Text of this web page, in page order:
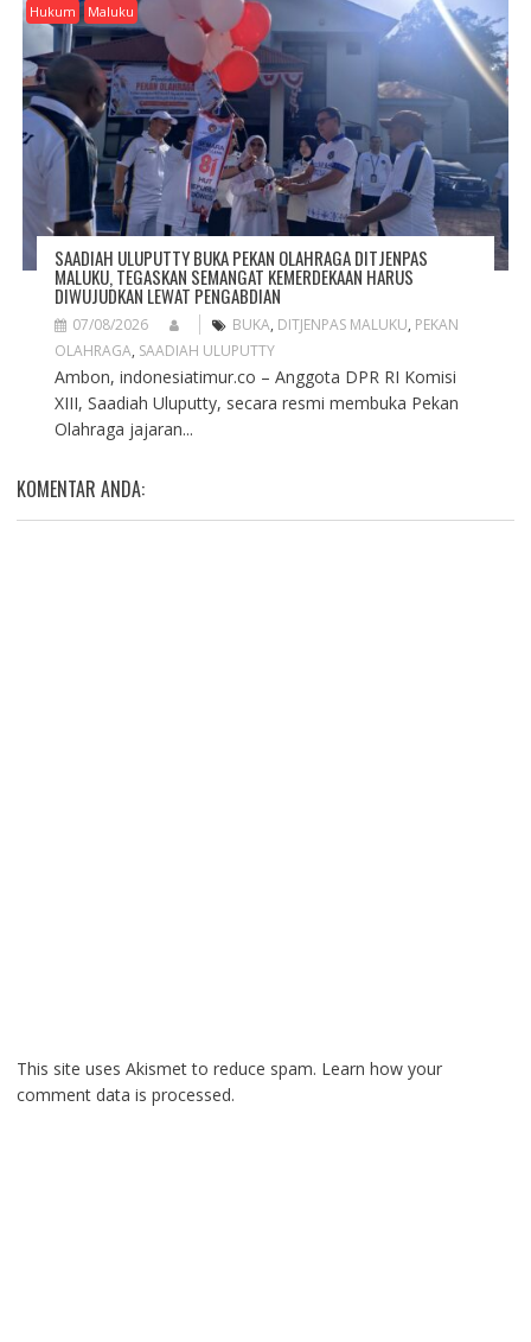
Hukum Maluku
SAADIAH ULUPUTTY BUKA PEKAN OLAHRAGA DITJENPAS
MALUKU, TEGASKAN SEMANGAT KEMERDEKAAN HARUS
DIWUJUDKAN LEWAT PENGABDIAN
07/08/2026 BUKA, DITJENPAS MALUKU, PEKAN
OLAHRAGA, SAADIAH ULUPUTTY
Ambon, indonesiatimur.co – Anggota DPR RI Komisi
XIII, Saadiah Uluputty, secara resmi membuka Pekan
Olahraga jajaran...
KOMENTAR ANDA:
This site uses Akismet to reduce spam. Learn how your
comment data is processed.